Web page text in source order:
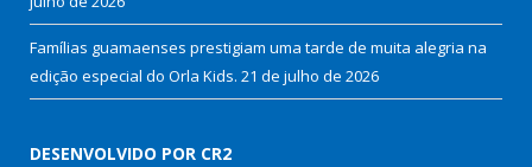
Famílias guamaenses prestigiam uma tarde de muita alegria na
edição especial do Orla Kids. 21 de julho de 2026
DESENVOLVIDO POR CR2